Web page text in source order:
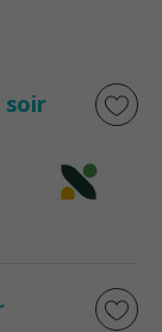
soir